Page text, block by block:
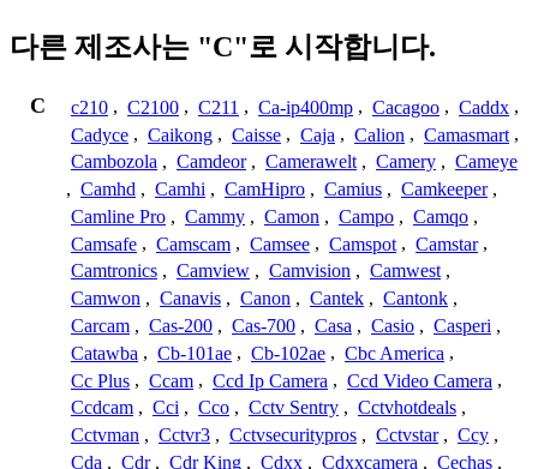
다른 제조사는 "C"로 시작합니다.
C c210 , C2100 , C211 , Ca-ip400mp , Cacagoo , Caddx ,
Cadyce , Caikong , Caisse , Caja , Calion , Camasmart ,
Cambozola , Camdeor , Camerawelt , Camery , Cameye
, Camhd , Camhi , CamHipro , Camius , Camkeeper ,
Camline Pro , Cammy , Camon , Campo , Camqo ,
Camsafe , Camscam , Camsee , Camspot , Camstar ,
Camtronics , Camview , Camvision , Camwest ,
Camwon , Canavis , Canon , Cantek , Cantonk ,
Carcam , Cas-200 , Cas-700 , Casa , Casio , Casperi ,
Catawba , Cb-101ae , Cb-102ae , Cbc America ,
Cc Plus , Ccam , Ccd Ip Camera , Ccd Video Camera ,
Ccdcam , Cci , Cco , Cctv Sentry , Cctvhotdeals ,
Cctvman , Cctvr3 , Cctvsecuritypros , Cctvstar , Ccy ,
Cda , Cdr , Cdr King , Cdxx , Cdxxcamera , Cechas ,